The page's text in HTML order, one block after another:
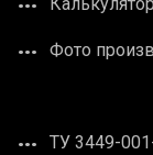
Фото
ТУ 3449-